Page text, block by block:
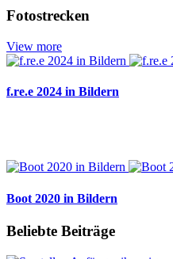
Fotostrecken
View more
f.re.e 2024 in Bildern
Boot 2020 in Bildern
Beliebte Beiträge